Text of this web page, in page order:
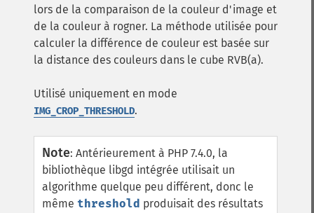
lors de la comparaison de la couleur d'image et
de la couleur à rogner. La méthode utilisée pour
calculer la différence de couleur est basée sur
la distance des couleurs dans le cube RVB(a).
Utilisé uniquement en mode
IMG_CROP_THRESHOLD.
Note: Antérieurement à PHP 7.4.0, la
bibliothèque libgd intégrée utilisait un
algorithme quelque peu différent, donc le
même threshold produisait des résultats